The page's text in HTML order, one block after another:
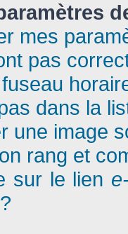
mes
pas
dans la
une image
rang et
sur le lien